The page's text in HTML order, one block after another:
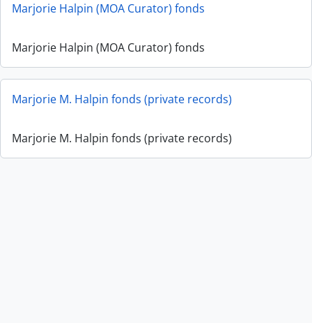
Marjorie Halpin (MOA Curator) fonds
Marjorie Halpin (MOA Curator) fonds
Marjorie M. Halpin fonds (private records)
Marjorie M. Halpin fonds (private records)